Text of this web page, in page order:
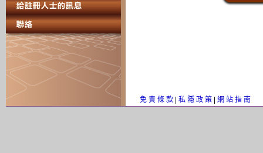
免 責 條 款 私 隱 政 策 網 站 指 南